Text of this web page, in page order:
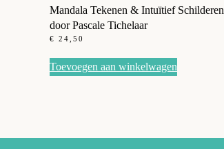
Mandala Tekenen & Intuïtief Schilderen
door Pascale Tichelaar
€ 24,50
Toevoegen aan winkelwagen